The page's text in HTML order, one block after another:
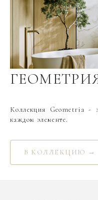
Коллекция Geometria -
каждом элементе.
В КОЛЛЕКЦИЮ →